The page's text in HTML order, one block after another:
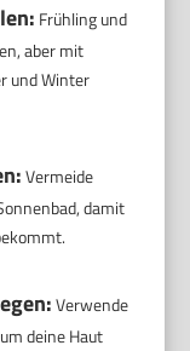
Frühling und
aber mit
und Winter
Vermeide
damit
Verwende
deine Haut